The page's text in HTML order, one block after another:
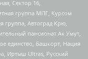
Сектор 16,
группа МПГ, Курсом
группа, Автоград Крю,
пансионат Ак Умут,
единство, Башкорт, Нация
Иртыш Ultras, Русский